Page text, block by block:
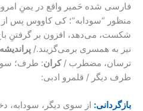
فارسی شده حَمیر واقع در یمنِ
منظور “سودابه”؛ کی کاووس پس از
شکست، می‌دهد، افزون بر گرفتنِ
نیز به همسری برمی‌گزیند./ پراندیشه
ترسان، مضطرب /کران: طرف؛
طرف دیگر / قلمرو ادبی:
بازگردانی: از سوی دیگر، سودابه،